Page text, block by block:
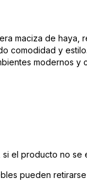
maciza de
comodidad y
modernos y
el producto no
pueden